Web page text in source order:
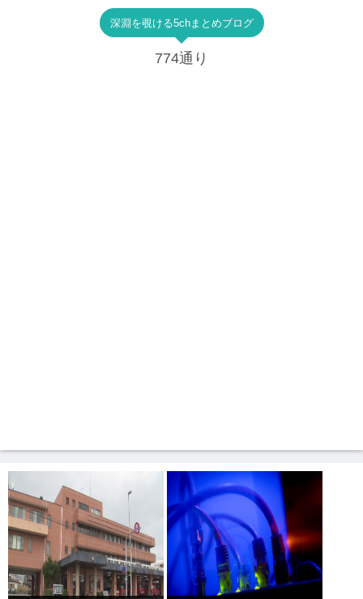
深淵を覗ける5chまとめブログ
774通り